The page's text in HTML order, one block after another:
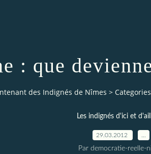
: que
des Indignés de Nîmes > Categories
Les indignés d'ici et
29.03.2012
Par democratie-reelle-